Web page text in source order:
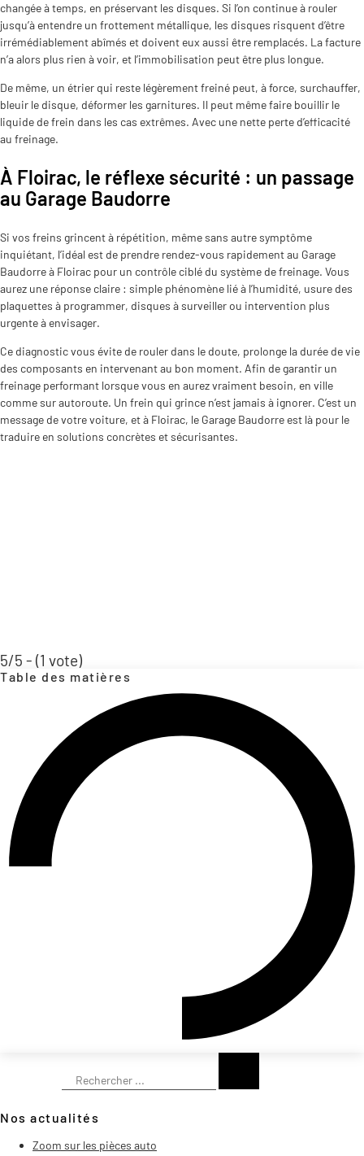
changée à temps, en préservant les disques. Si l’on continue à rouler
jusqu’à entendre un frottement métallique, les disques risquent d’être
irrémédiablement abîmés et doivent eux aussi être remplacés. La facture
n’a alors plus rien à voir, et l’immobilisation peut être plus longue.
De même, un étrier qui reste légèrement freiné peut, à force, surchauffer,
bleuir le disque, déformer les garnitures. Il peut même faire bouillir le
liquide de frein dans les cas extrêmes. Avec une nette perte d’efficacité
au freinage.
À Floirac, le réflexe sécurité : un passage
au Garage Baudorre
Si vos freins grincent à répétition, même sans autre symptôme
inquiétant, l’idéal est de prendre rendez-vous rapidement au Garage
Baudorre à Floirac pour un contrôle ciblé du système de freinage. Vous
aurez une réponse claire : simple phénomène lié à l’humidité, usure des
plaquettes à programmer, disques à surveiller ou intervention plus
urgente à envisager.
Ce diagnostic vous évite de rouler dans le doute, prolonge la durée de vie
des composants en intervenant au bon moment. Afin de garantir un
freinage performant lorsque vous en aurez vraiment besoin, en ville
comme sur autoroute. Un frein qui grince n’est jamais à ignorer. C’est un
message de votre voiture, et à Floirac, le Garage Baudorre est là pour le
traduire en solutions concrètes et sécurisantes.
5/5 - (1 vote)
Table des matières
Nos actualités
Zoom sur les pièces auto